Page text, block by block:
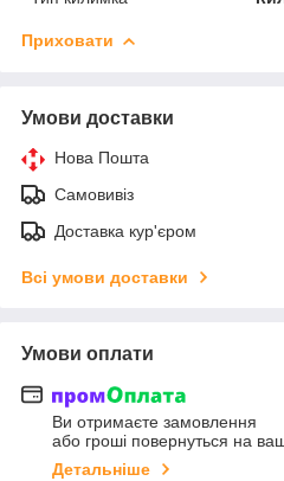
Приховати
Умови доставки
Нова Пошта
Самовивіз
Доставка кур'єром
Всі умови доставки
Умови оплати
Ви отримаєте замовлення
або гроші повернуться на
Детальніше